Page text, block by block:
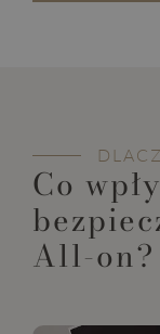
Co
All-on?